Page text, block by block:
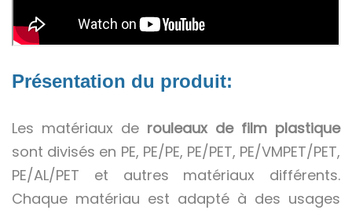
Présentation du produit:
Les matériaux de rouleaux de film plastique
sont divisés en PE, PE/PE, PE/PET, PE/VMPET/PET,
PE/AL/PET et autres matériaux différents.
Chaque matériau est adapté à des usages